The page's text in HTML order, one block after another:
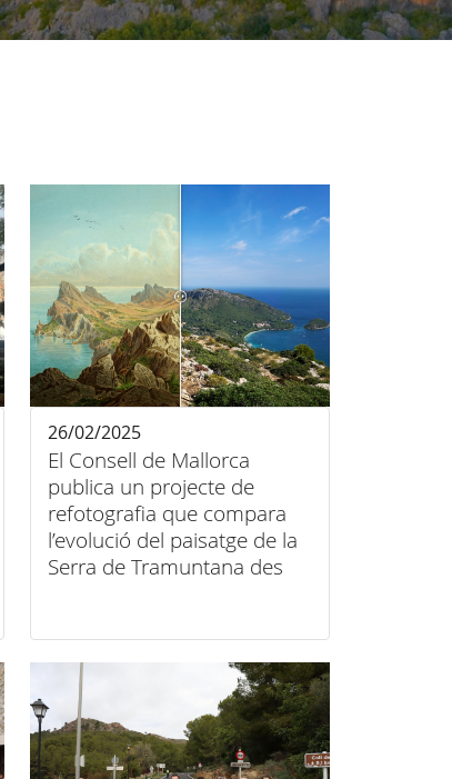
El Consell de Mallorca
publica un projecte de
refotografia que compara
l’evolució del paisatge de la
Serra de Tramuntana des
26/02/2025